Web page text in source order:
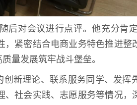
后对会议进行点评。他充分肯
紧密结合电商业务特色推进整
量发展筑牢战斗堡垒。
新理论、联系服务同学、发挥
社会实践、志愿服务等情况，